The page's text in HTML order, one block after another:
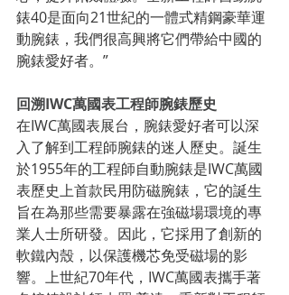
錶40是面向21世紀的一體式精鋼豪華運
動腕錶，我們很高興將它們帶給中國的
腕錶愛好者。”
回溯IWC萬國表工程師腕錶歷史
在IWC萬國表展台，腕錶愛好者可以深
入了解到工程師腕錶的迷人歷史。誕生
於1955年的工程師自動腕錶是IWC萬國
表歷史上首款民用防磁腕錶，它的誕生
旨在為那些需要暴露在強磁場環境的專
業人士所研發。因此，它採用了創新的
軟鐵內殼，以保護機芯免受磁場的影
響。上世紀70年代，IWC萬國表攜手著